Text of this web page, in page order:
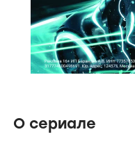
О сериале